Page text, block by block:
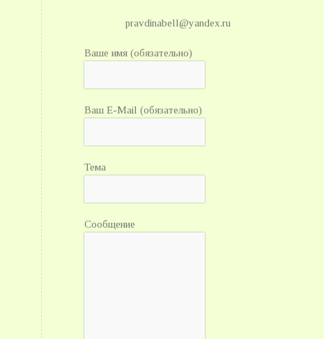
pravdinabell@yandex.ru
Ваше имя (обязательно)
Ваш E-Mail (обязательно)
Тема
Сообщение